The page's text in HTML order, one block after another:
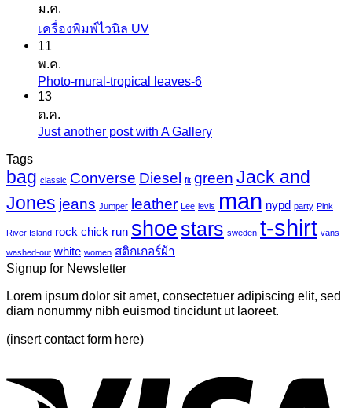
บน
นวาส
ม.ค.
เครื่องพิมพ์ไวนิล UVไม่มี
บน
ไว
11
พ.ค.
Photo-mural-tropical leaves-6ไม่มี
mural-
tropical
leaves-
13
ต.ค.
Just another post with A Galleryไม่มี
เห็น
บน
Just
another
post
Tags
bag classic Converse Diesel fit green Jack and
Jones jeans Jumper leather Lee levis man nypd party Pink
River Island rock chick run shoe stars sweden t-shirt vans
washed-out white women สติกเกอร์ผ้า
Signup for Newsletter
Lorem ipsum dolor sit amet, consectetuer adipiscing elit, sed
diam nonummy nibh euismod tincidunt ut laoreet.
(insert contact form here)